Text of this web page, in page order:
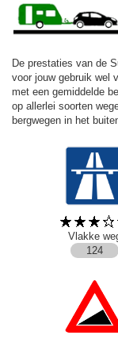
De prestaties van de
voor jouw gebruik wel
met een gemiddelde
op allerlei soorten
bergwegen in het
Vlakke
124